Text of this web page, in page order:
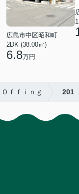
広島市中区昭和町
2DK (38.00㎡)
6.8万円
Ｏｆｆｉｎｇ 201